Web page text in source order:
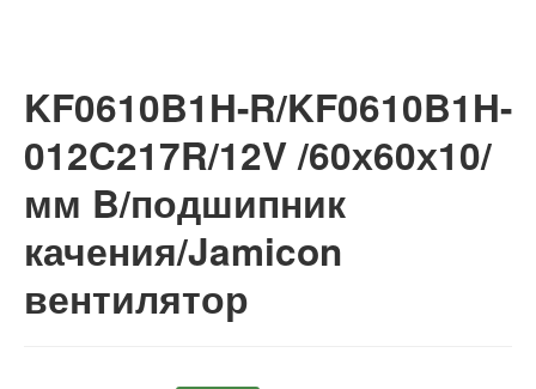
KF0610B1H-R/KF0610B1H-
012C217R/12V /60х60х10/
мм B/подшипник
качения/Jamicon
вентилятор